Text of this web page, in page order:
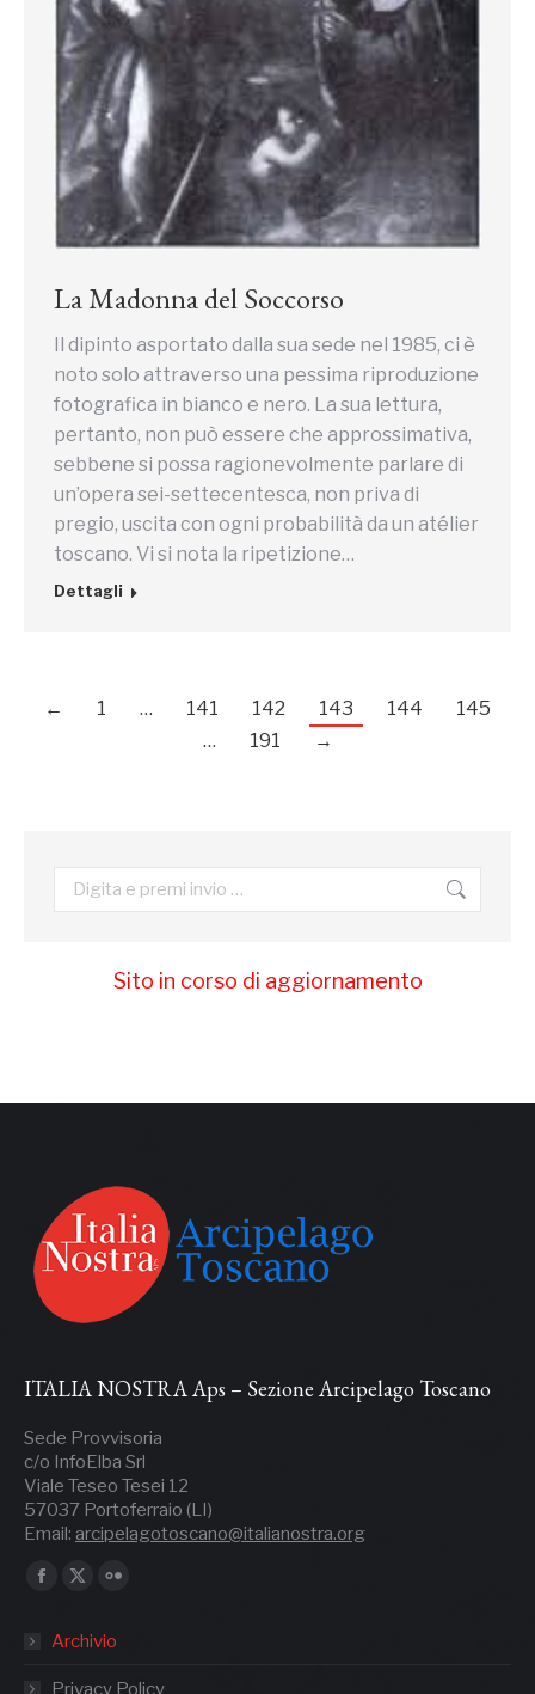
La Madonna del Soccorso
Il dipinto asportato dalla sua sede nel 1985, ci è
noto solo attraverso una pessima riproduzione
fotografica in bianco e nero. La sua lettura,
pertanto, non può essere che approssimativa,
sebbene si possa ragionevolmente parlare di
un’opera sei-settecentesca, non priva di
pregio, uscita con ogni probabilità da un atélier
toscano. Vi si nota la ripetizione…
Dettagli
← 1 … 141 142 143 144
145
…
191 →
Cerca:
Sito in corso di aggiornamento
ITALIA NOSTRA Aps – Sezione Arcipelago Toscano
Sede Provvisoria
c/o InfoElba Srl
Viale Teseo Tesei 12
57037 Portoferraio (LI)
Email: arcipelagotoscano@italianostra.org
Ci puoi trovare su:
Facebook
opens
in
X
opens
in
opens
in
Archivio
Privacy Policy